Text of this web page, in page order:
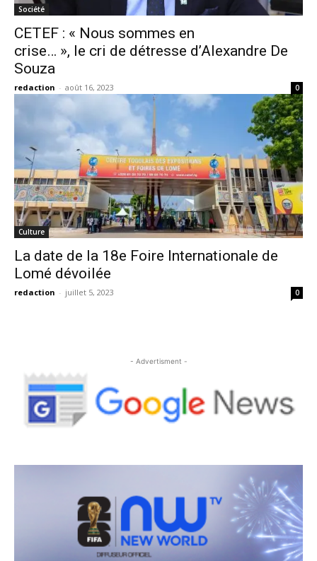
Société
CETEF : « Nous sommes en
crise… », le cri de détresse d’Alexandre De
Souza
redaction - août 16, 2023 0
Culture
La date de la 18e Foire Internationale de
Lomé dévoilée
redaction - juillet 5, 2023 0
- Advertisment -